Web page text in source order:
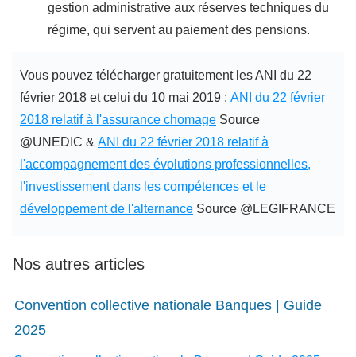
gestion administrative aux réserves techniques du
régime, qui servent au paiement des pensions.
Vous pouvez télécharger gratuitement les ANI du 22
février 2018 et celui du 10 mai 2019 : ANI du 22 février
2018 relatif à l'assurance chomage Source
@UNEDIC & ANI du 22 février 2018 relatif à
l'accompagnement des évolutions professionnelles,
l'investissement dans les compétences et le
développement de l'alternance Source @LEGIFRANCE
Nos autres articles
Convention collective nationale Banques | Guide
2025